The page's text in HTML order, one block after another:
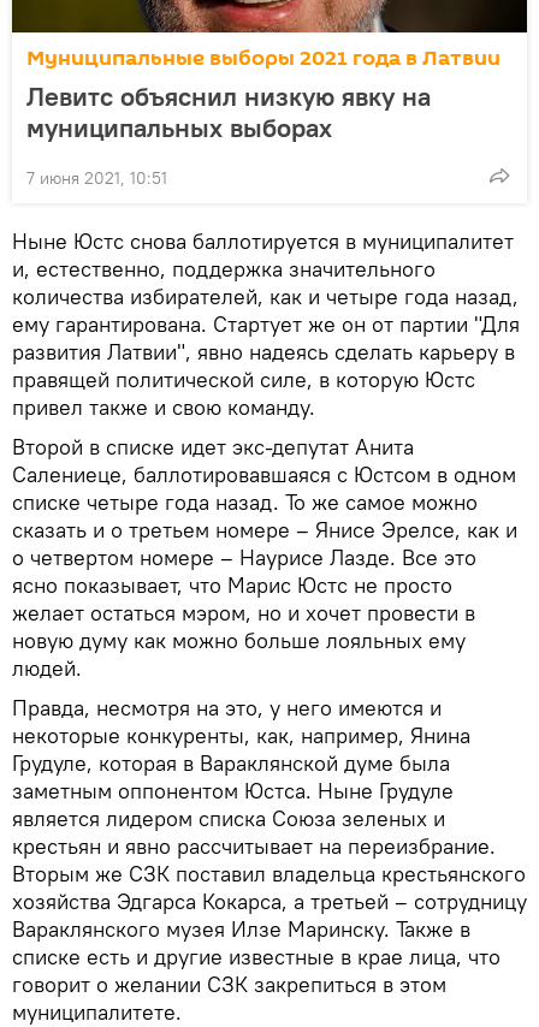
Муниципальные выборы 2021 года в Латвии
Левитс объяснил низкую явку на
муниципальных выборах
7 июня 2021, 10:51
Ныне Юстс снова баллотируется в муниципалитет
и, естественно, поддержка значительного
количества избирателей, как и четыре года назад,
ему гарантирована. Стартует же он от партии "Для
развития Латвии", явно надеясь сделать карьеру в
правящей политической силе, в которую Юстс
привел также и свою команду.
Второй в списке идет экс-депутат Анита
Салениеце, баллотировавшаяся с Юстсом в одном
списке четыре года назад. То же самое можно
сказать и о третьем номере – Янисе Эрелсе, как и
о четвертом номере – Наурисе Лазде. Все это
ясно показывает, что Марис Юстс не просто
желает остаться мэром, но и хочет провести в
новую думу как можно больше лояльных ему
людей.
Правда, несмотря на это, у него имеются и
некоторые конкуренты, как, например, Янина
Грудуле, которая в Вараклянской думе была
заметным оппонентом Юстса. Ныне Грудуле
является лидером списка Союза зеленых и
крестьян и явно рассчитывает на переизбрание.
Вторым же СЗК поставил владельца крестьянского
хозяйства Эдгарса Кокарса, а третьей – сотрудницу
Вараклянского музея Илзе Маринску. Также в
списке есть и другие известные в крае лица, что
говорит о желании СЗК закрепиться в этом
муниципалитете.